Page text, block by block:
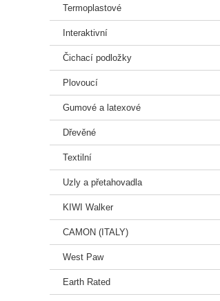
Termoplastové
Interaktivní
Čichací podložky
Plovoucí
Gumové a latexové
Dřevěné
Textilní
Uzly a přetahovadla
KIWI Walker
CAMON (ITALY)
West Paw
Earth Rated